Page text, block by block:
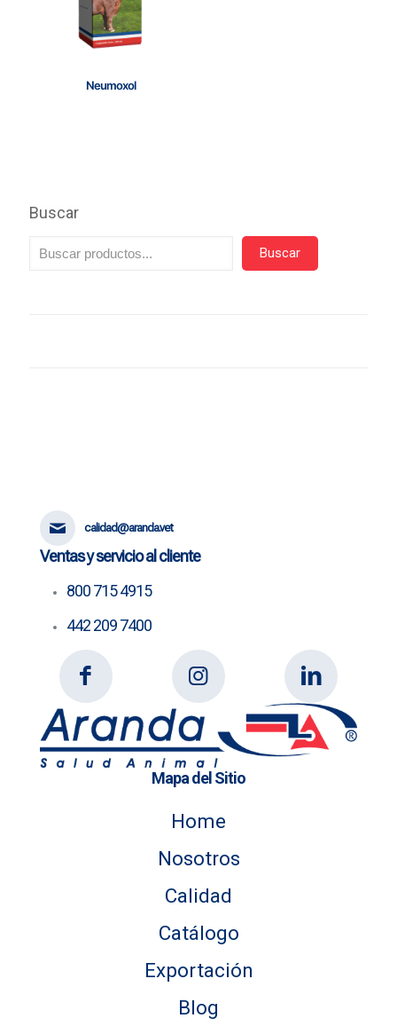
Neumoxol
Buscar
Buscar
calidad@aranda.vet
Ventas y servicio al cliente
800 715 4915
442 209 7400
Mapa del Sitio
Home
Nosotros
Calidad
Catálogo
Exportación
Blog